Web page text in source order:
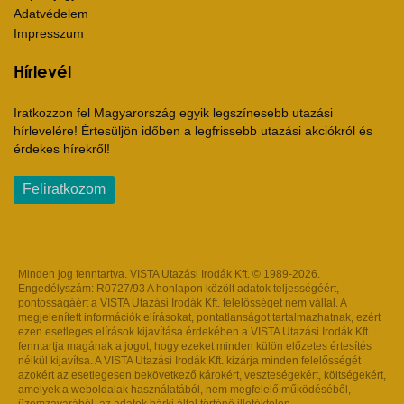
Adatvédelem
Impresszum
Hírlevél
Iratkozzon fel Magyarország egyik legszínesebb utazási
hírlevelére! Értesüljön időben a legfrissebb utazási akciókról és
érdekes hírekről!
Feliratkozom
Minden jog fenntartva. VISTA Utazási Irodák Kft. © 1989-2026.
Engedélyszám: R0727/93 A honlapon közölt adatok teljességéért,
pontosságáért a VISTA Utazási Irodák Kft. felelősséget nem vállal. A
megjelenített információk elírásokat, pontatlanságot tartalmazhatnak, ezért
ezen esetleges elírások kijavítása érdekében a VISTA Utazási Irodák Kft.
fenntartja magának a jogot, hogy ezeket minden külön előzetes értesítés
nélkül kijavítsa. A VISTA Utazási Irodák Kft. kizárja minden felelősségét
azokért az esetlegesen bekövetkező károkért, veszteségekért, költségekért,
amelyek a weboldalak használatából, nem megfelelő működéséből,